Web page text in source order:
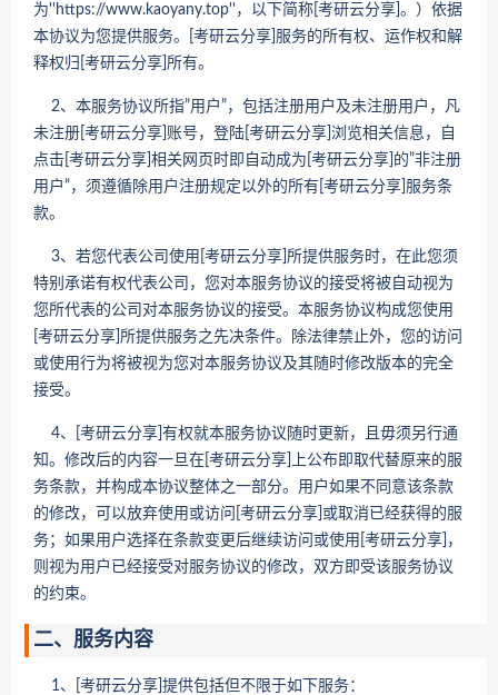
为''https://www.kaoyany.top''，以下简称[考研云分享]。）依据
本协议为您提供服务。[考研云分享]服务的所有权、运作权和解
释权归[考研云分享]所有。
2、本服务协议所指”用户”，包括注册用户及未注册用户，凡
未注册[考研云分享]账号，登陆[考研云分享]浏览相关信息，自
点击[考研云分享]相关网页时即自动成为[考研云分享]的”非注册
用户”，须遵循除用户注册规定以外的所有[考研云分享]服务条
款。
3、若您代表公司使用[考研云分享]所提供服务时，在此您须
特别承诺有权代表公司，您对本服务协议的接受将被自动视为
您所代表的公司对本服务协议的接受。本服务协议构成您使用
[考研云分享]所提供服务之先决条件。除法律禁止外，您的访问
或使用行为将被视为您对本服务协议及其随时修改版本的完全
接受。
4、[考研云分享]有权就本服务协议随时更新，且毋须另行通
知。修改后的内容一旦在[考研云分享]上公布即取代替原来的服
务条款，并构成本协议整体之一部分。用户如果不同意该条款
的修改，可以放弃使用或访问[考研云分享]或取消已经获得的服
务；如果用户选择在条款变更后继续访问或使用[考研云分享]，
则视为用户已经接受对服务协议的修改，双方即受该服务协议
的约束。
二、服务内容
1、[考研云分享]提供包括但不限于如下服务：